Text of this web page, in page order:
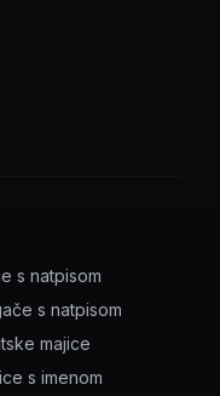
s natpisom
s natpisom
majice
s imenom